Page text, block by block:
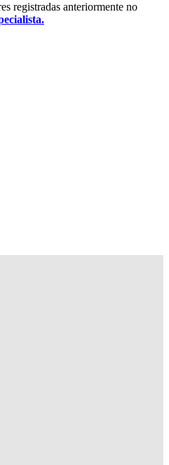
registradas anteriormente no